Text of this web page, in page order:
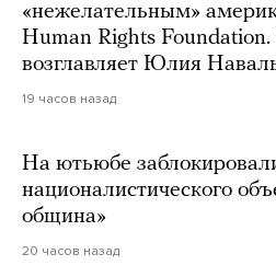
«нежелательным»
Human Rights Foundation.
возглавляет Юлия
19 часов назад
На ютьюбе
националистического
община»
20 часов назад